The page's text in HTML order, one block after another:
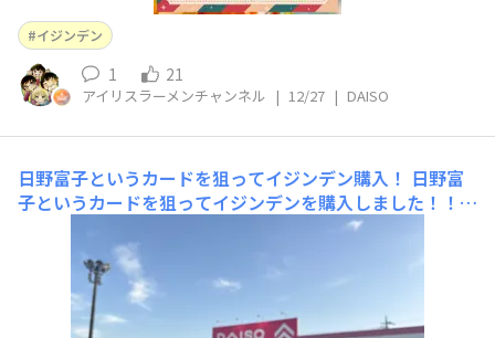
イジンデン
1 21
アイリスラーメンチャンネル | 12/27 | DAISO
日野富子というカードを狙ってイジンデン購入！ 日野富
子というカードを狙ってイジンデンを購入しました！！残
り9パックだったので全部購入しちゃいました！再入荷た
くさんしてくれると嬉しいなあ！！ さて当たったカード
はこんな感じでした！！日野富子は当たりませんでしたが
めっちゃ良い当たりでした！！ぜひ皆さんもイジンデンを
購入して遊びましょー！